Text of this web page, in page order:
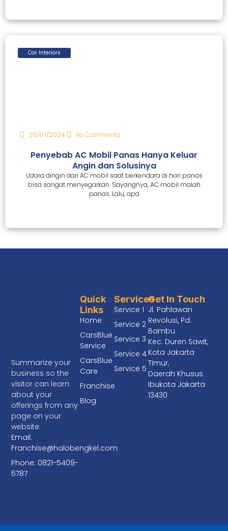
Car Interiors
25/07/2024 No Comments
Penyebab AC Mobil Panas Hanya Keluar
Angin dan Solusinya
Udara dingin dari AC mobil saat berkendara di hari panas
bisa sangat menyegarkan. Sayangnya, AC mobil malah
panas. Lalu, apa
Summarize your
business so the
visitor can learn
about your
offerings from any
page on your
website.
Email:
Franchise@halobengkel.com
Phone: 0821-5409-
6787
Services
Service 1
Service 2
Service 3
Service 4
Service 5
Quick
Links
Home
CarsBlue
Service
CarsBlue
Care
Franchise
Blog
Get In Touch
Jl. Pahlawan
Revolusi, Pd.
Bambu
Kec. Duren Sawit,
Kota Jakarta
Timur,
Daerah Khusus
Ibukota Jakarta
13430